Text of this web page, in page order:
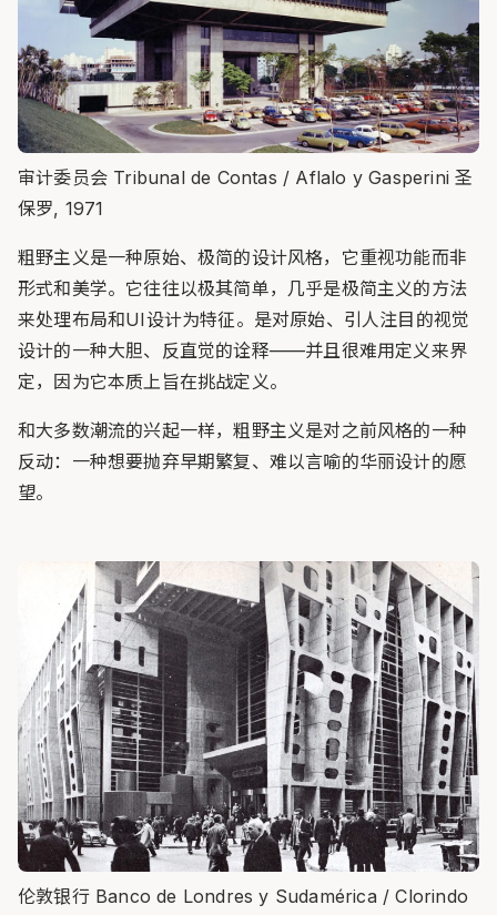
审计委员会 Tribunal de Contas / Aflalo y Gasperini 圣
保罗, 1971
粗野主义是一种原始、极简的设计风格，它重视功能而非
形式和美学。它往往以极其简单，几乎是极简主义的方法
来处理布局和UI设计为特征。是对原始、引人注目的视觉
设计的一种大胆、反直觉的诠释——并且很难用定义来界
定，因为它本质上旨在挑战定义。
和大多数潮流的兴起一样，粗野主义是对之前风格的一种
反动：一种想要抛弃早期繁复、难以言喻的华丽设计的愿
望。
伦敦银行 Banco de Londres y Sudamérica / Clorindo